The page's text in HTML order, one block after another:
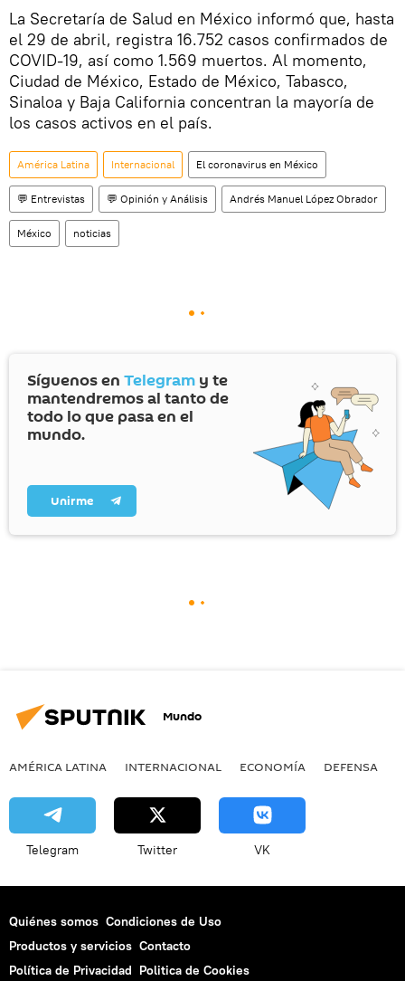
La Secretaría de Salud en México informó que, hasta
el 29 de abril, registra 16.752 casos confirmados de
COVID-19, así como 1.569 muertos. Al momento,
Ciudad de México, Estado de México, Tabasco,
Sinaloa y Baja California concentran la mayoría de
los casos activos en el país.
América Latina Internacional El coronavirus en México
💬 Entrevistas 💬 Opinión y Análisis Andrés Manuel López Obrador
México noticias
Síguenos en Telegram y te
mantendremos al tanto de
todo lo que pasa en el
mundo.
Unirme
Mundo
AMÉRICA LATINA INTERNACIONAL ECONOMÍA DEFENSA
Telegram Twitter VK
Quiénes somos Condiciones de Uso
Productos y servicios Contacto
Política de Privacidad Politica de Cookies